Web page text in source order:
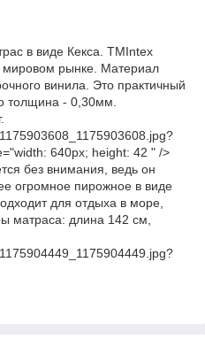
в виде Кекса. ТМIntex
рынке. Материал
винила. Это практичный
толщина - 0,30мм.
640px; height: 42 " />
без внимания, ведь он
огромное пирожное в виде
для отдыха в море,
матраса: длина 142 см,